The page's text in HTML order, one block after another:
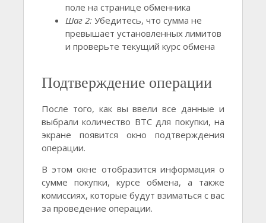
поле на странице обменника
Шаг 2: Убедитесь, что сумма не
превышает установленных лимитов
и проверьте текущий курс обмена
Подтверждение операции
После того, как вы ввели все данные и
выбрали количество BTC для покупки, на
экране появится окно подтверждения
операции.
В этом окне отобразится информация о
сумме покупки, курсе обмена, а также
комиссиях, которые будут взиматься с вас
за проведение операции.